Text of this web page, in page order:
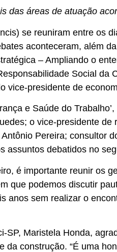
das áreas de atuação
se reuniram entre os
aconteceram, além
– Ampliando o
Social
vice-presidente de
e Saúde do
o vice-presidente
Pereira; consultor
assuntos debatidos no
é importante reunir os
que podemos discutir
anos sem realizar o
Maristela Honda,
construção. “É uma